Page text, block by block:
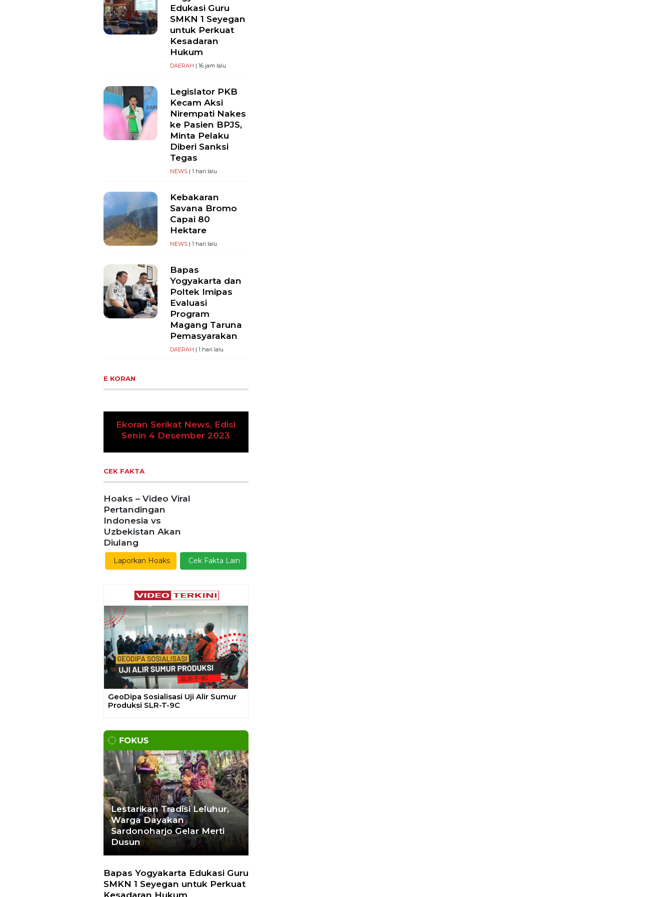
Edukasi Guru
SMKN 1 Seyegan
untuk Perkuat
Kesadaran
Hukum
DAERAH | 16 jam lalu
Legislator PKB
Kecam Aksi
Nirempati Nakes
ke Pasien BPJS,
Minta Pelaku
Diberi Sanksi
Tegas
NEWS | 1 hari lalu
Kebakaran
Savana Bromo
Capai 80
Hektare
NEWS | 1 hari lalu
Bapas
Yogyakarta dan
Poltek Imipas
Evaluasi
Program
Magang Taruna
Pemasyarakan
DAERAH | 1 hari lalu
E KORAN
Ekoran Serikat News, Edisi
Kamis 9 November 2023
Previous
CEK FAKTA
Hoaks – Video Viral
Pertandingan
Diulang
Laporkan Hoaks Cek Fakta Lain
Gelar Media Gathering, Geodipa
Previous Next